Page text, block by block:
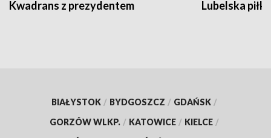
Kwadrans z prezydentem Lubelska piłka
BIAŁYSTOK / BYDGOSZCZ / GDAŃSK /
GORZÓW WLKP. / KATOWICE / KIELCE /